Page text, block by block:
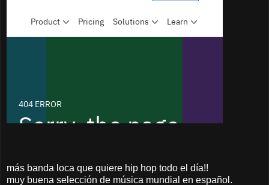
más banda loca que quiere hip hop todo el día!!
muy buena selección de música mundial en español.